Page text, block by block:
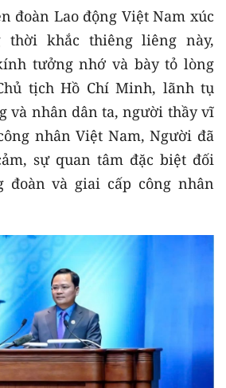
đoàn Lao động Việt Nam xúc
thời khắc thiêng liêng này,
tưởng nhớ và bày tỏ lòng
tịch Hồ Chí Minh, lãnh tụ
và nhân dân ta, người thầy vĩ
nhân Việt Nam, Người đã
sự quan tâm đặc biệt đối
đoàn và giai cấp công nhân